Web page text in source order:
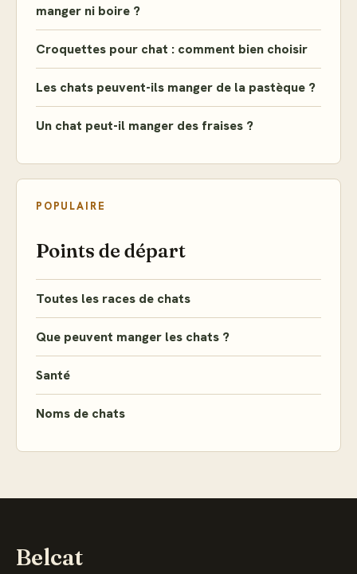
manger ni boire ?
Croquettes pour chat : comment bien choisir
Les chats peuvent-ils manger de la pastèque ?
Un chat peut-il manger des fraises ?
POPULAIRE
Points de départ
Toutes les races de chats
Que peuvent manger les chats ?
Santé
Noms de chats
Belcat